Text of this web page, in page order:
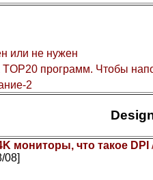
или не нужен
TOP20 программ. Чтобы
2
мониторы, что такое DPI
08]